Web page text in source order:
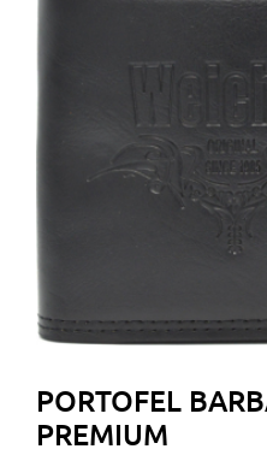
PORTOFEL
PREMIUM